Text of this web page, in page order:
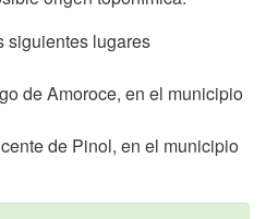
siguientes lugares
de Amoroce, en el municipio
de Pinol, en el municipio